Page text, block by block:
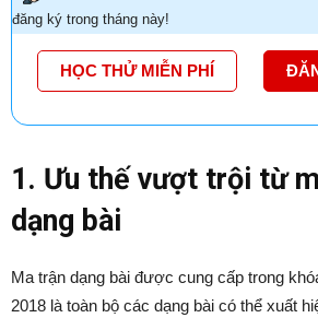
đăng ký trong tháng này!
HỌC THỬ MIỄN PHÍ
1. Ưu thế vượt trội từ
dạng bài
Ma trận dạng bài được cung cấp trong
2018 là toàn bộ các dạng bài có thể xuất